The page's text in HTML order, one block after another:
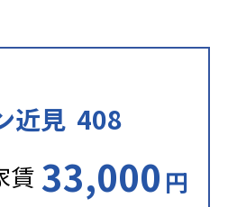
近見 408
賃 33,000 円